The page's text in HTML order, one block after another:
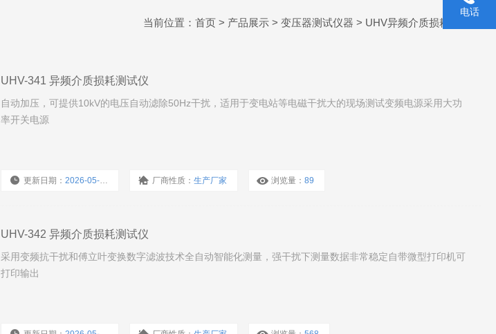
当前位置： 首页 > 产品展示 > 变压器测试仪器 > UHV异频介质损耗测试仪
UHV-341 异频介质损耗测试仪
自动加压，可提供10kV的电压自动滤除50Hz干扰，适用于变电站等电磁干扰大的现场测试变频电源采用大功
率开关电源
更新日期：2026-05-27 厂商性质：生产厂家 浏览量：89
UHV-342 异频介质损耗测试仪
采用变频抗干扰和傅立叶变换数字滤波技术全自动智能化测量，强干扰下测量数据非常稳定自带微型打印机可
打印输出
电话